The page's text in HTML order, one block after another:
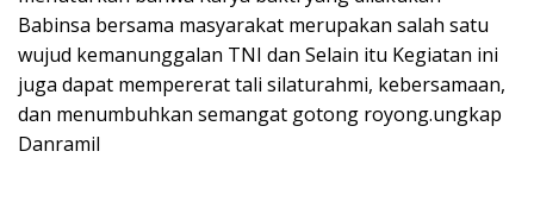
Babinsa bersama masyarakat merupakan salah satu
wujud kemanunggalan TNI dan Selain itu Kegiatan ini
juga dapat mempererat tali silaturahmi, kebersamaan,
dan menumbuhkan semangat gotong royong.ungkap
Danramil